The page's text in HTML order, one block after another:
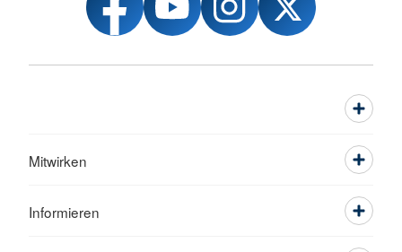
Mitwirken
Informieren